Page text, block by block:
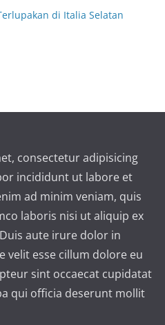
di Italia Selatan
consectetur adipisicing
incididunt ut labore et
ad minim veniam, quis
laboris nisi ut aliquip ex
aute irure dolor in
velit esse cillum dolore eu
sint occaecat cupidatat
qui officia deserunt mollit